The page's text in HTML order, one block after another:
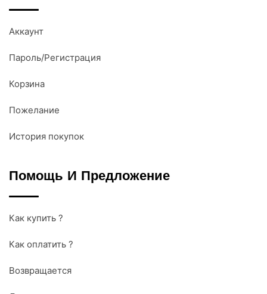
Аккаунт
Пароль/Регистрация
Корзина
Пожелание
История покупок
Помощь И Предложение
Как купить ?
Как оплатить ?
Возвращается